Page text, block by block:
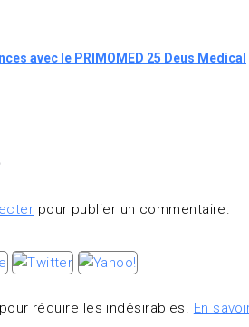
avec le PRIMOMED 25 Deus Medical
pour publier un commentaire.
réduire les indésirables. En